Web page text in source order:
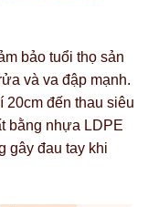
bảo tuổi thọ sản
và va đập mạnh.
đến thau siêu
bằng nhựa LDPE
gây đau tay khi